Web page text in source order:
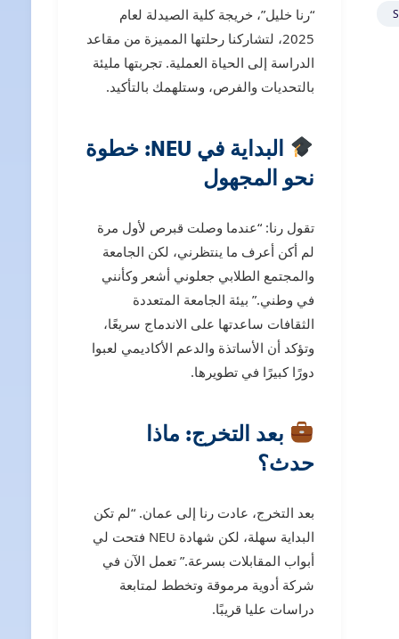
“رنا خليل”، خريجة كلية الصيدلة لعام
2025، لتشاركنا رحلتها المميزة من مقاعد
الدراسة إلى الحياة العملية. تجربتها مليئة
بالتحديات والفرص، وستلهمك بالتأكيد.
البداية في NEU: خطوة
نحو المجهول
تقول رنا: “عندما وصلت قبرص لأول مرة
لم أكن أعرف ما ينتظرني، لكن الجامعة
والمجتمع الطلابي جعلوني أشعر وكأنني
في وطني.” بيئة الجامعة المتعددة
الثقافات ساعدتها على الاندماج سريعًا،
وتؤكد أن الأساتذة والدعم الأكاديمي لعبوا
دورًا كبيرًا في تطويرها.
بعد التخرج: ماذا
حدث؟
بعد التخرج، عادت رنا إلى عمان. “لم تكن
البداية سهلة، لكن شهادة NEU فتحت لي
أبواب المقابلات بسرعة.” تعمل الآن في
شركة أدوية مرموقة وتخطط لمتابعة
دراسات عليا قريبًا.